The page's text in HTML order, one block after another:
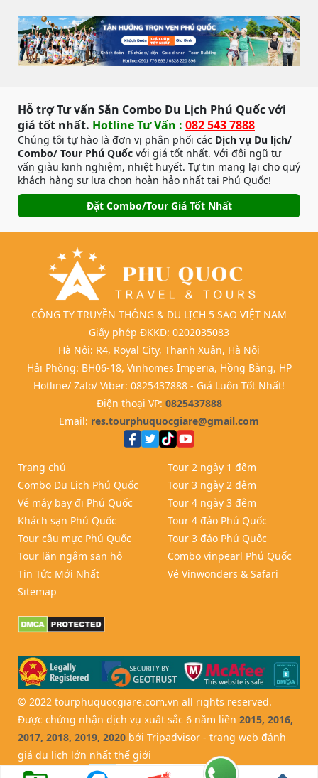
Hỗ trợ Tư vấn Săn Combo Du Lịch Phú Quốc với
giá tốt nhất. Hotline Tư Vấn : 082 543 7888
Chúng tôi tự hào là đơn vị phân phối các Dịch vụ Du lịch/
Combo/ Tour Phú Quốc với giá tốt nhất. Với đội ngũ tư
vấn giàu kinh nghiệm, nhiệt huyết. Tự tin mang lại cho quý
khách hàng sự lựa chọn hoàn hảo nhất tại Phú Quốc!
Đặt Combo/Tour Giá Tốt Nhất
CÔNG TY TRUYỀN THÔNG & DU LỊCH 5 SAO VIỆT NAM
Giấy phép ĐKKD: 0202035083
Hà Nội: R4, Royal City, Thanh Xuân, Hà Nội
Hải Phòng: BH06-18, Vinhomes Imperia, Hồng Bàng, HP
Hotline/ Zalo/ Viber: 0825437888 - Giá Luôn Tốt Nhất!
Điện thoại VP: 0825437888
Email: res.tourphuquocgiare@gmail.com
Trang chủ
Combo Du Lịch Phú Quốc
Vé máy bay đi Phú Quốc
Khách sạn Phú Quốc
Tour câu mực Phú Quốc
Tour lặn ngắm san hô
Tin Tức Mới Nhất
Sitemap
Tour 2 ngày 1 đêm
Tour 3 ngày 2 đêm
Tour 4 ngày 3 đêm
Tour 4 đảo Phú Quốc
Tour 3 đảo Phú Quốc
Combo vinpearl Phú Quốc
Vé Vinwonders & Safari
© 2022 tourphuquocgiare.com.vn all rights reserved.
Được chứng nhận dịch vụ xuất sắc 6 năm liền 2015, 2016,
2017, 2018, 2019, 2020 bởi Tripadvisor - trang web đánh
giá du lịch lớn nhất thế giới